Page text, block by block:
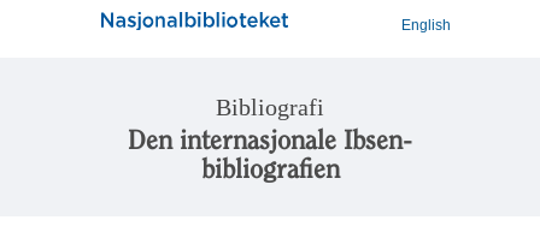
English
Bibliografi
Den internasjonale Ibsen-
bibliografien